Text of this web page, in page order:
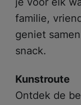
familie,
geniet
snack.
Kunstroute
Ontdek de